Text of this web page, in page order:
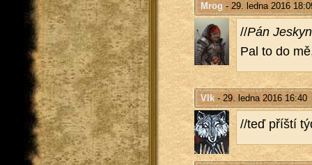
Mrog - 29. ledna 2016
//Pán
Pal to do
Vlk- 29. ledna 2016 16:40
//teď příští